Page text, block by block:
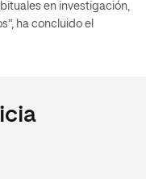
en investigación,
ha concluido el